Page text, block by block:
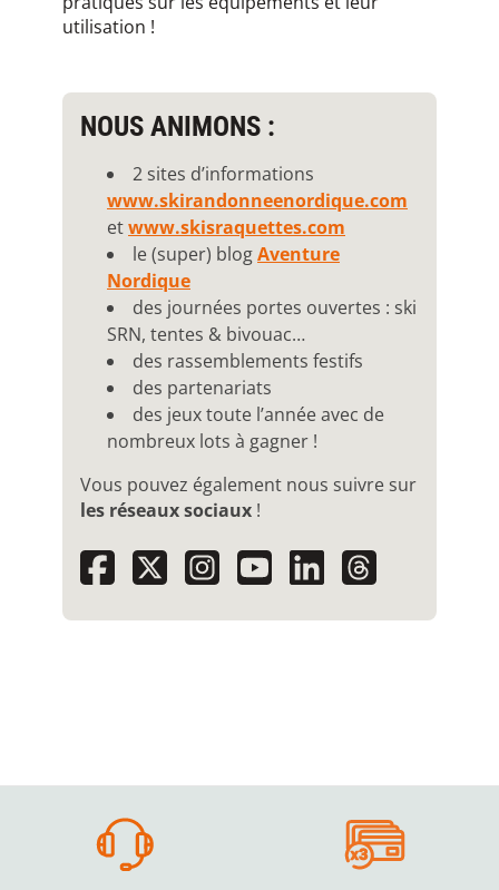
utilisation !
NOUS ANIMONS :
2 sites d’informations
www.skirandonneenordique.com
etwww.skisraquettes.com
le (super) blogAventure
Nordique
des journées portes ouvertes : ski
SRN, tentes & bivouac…
des rassemblements festifs
des partenariats
des jeux toute l’année avec de
nombreux lots à gagner !
Vous pouvez également nous suivre sur
les réseaux sociaux !